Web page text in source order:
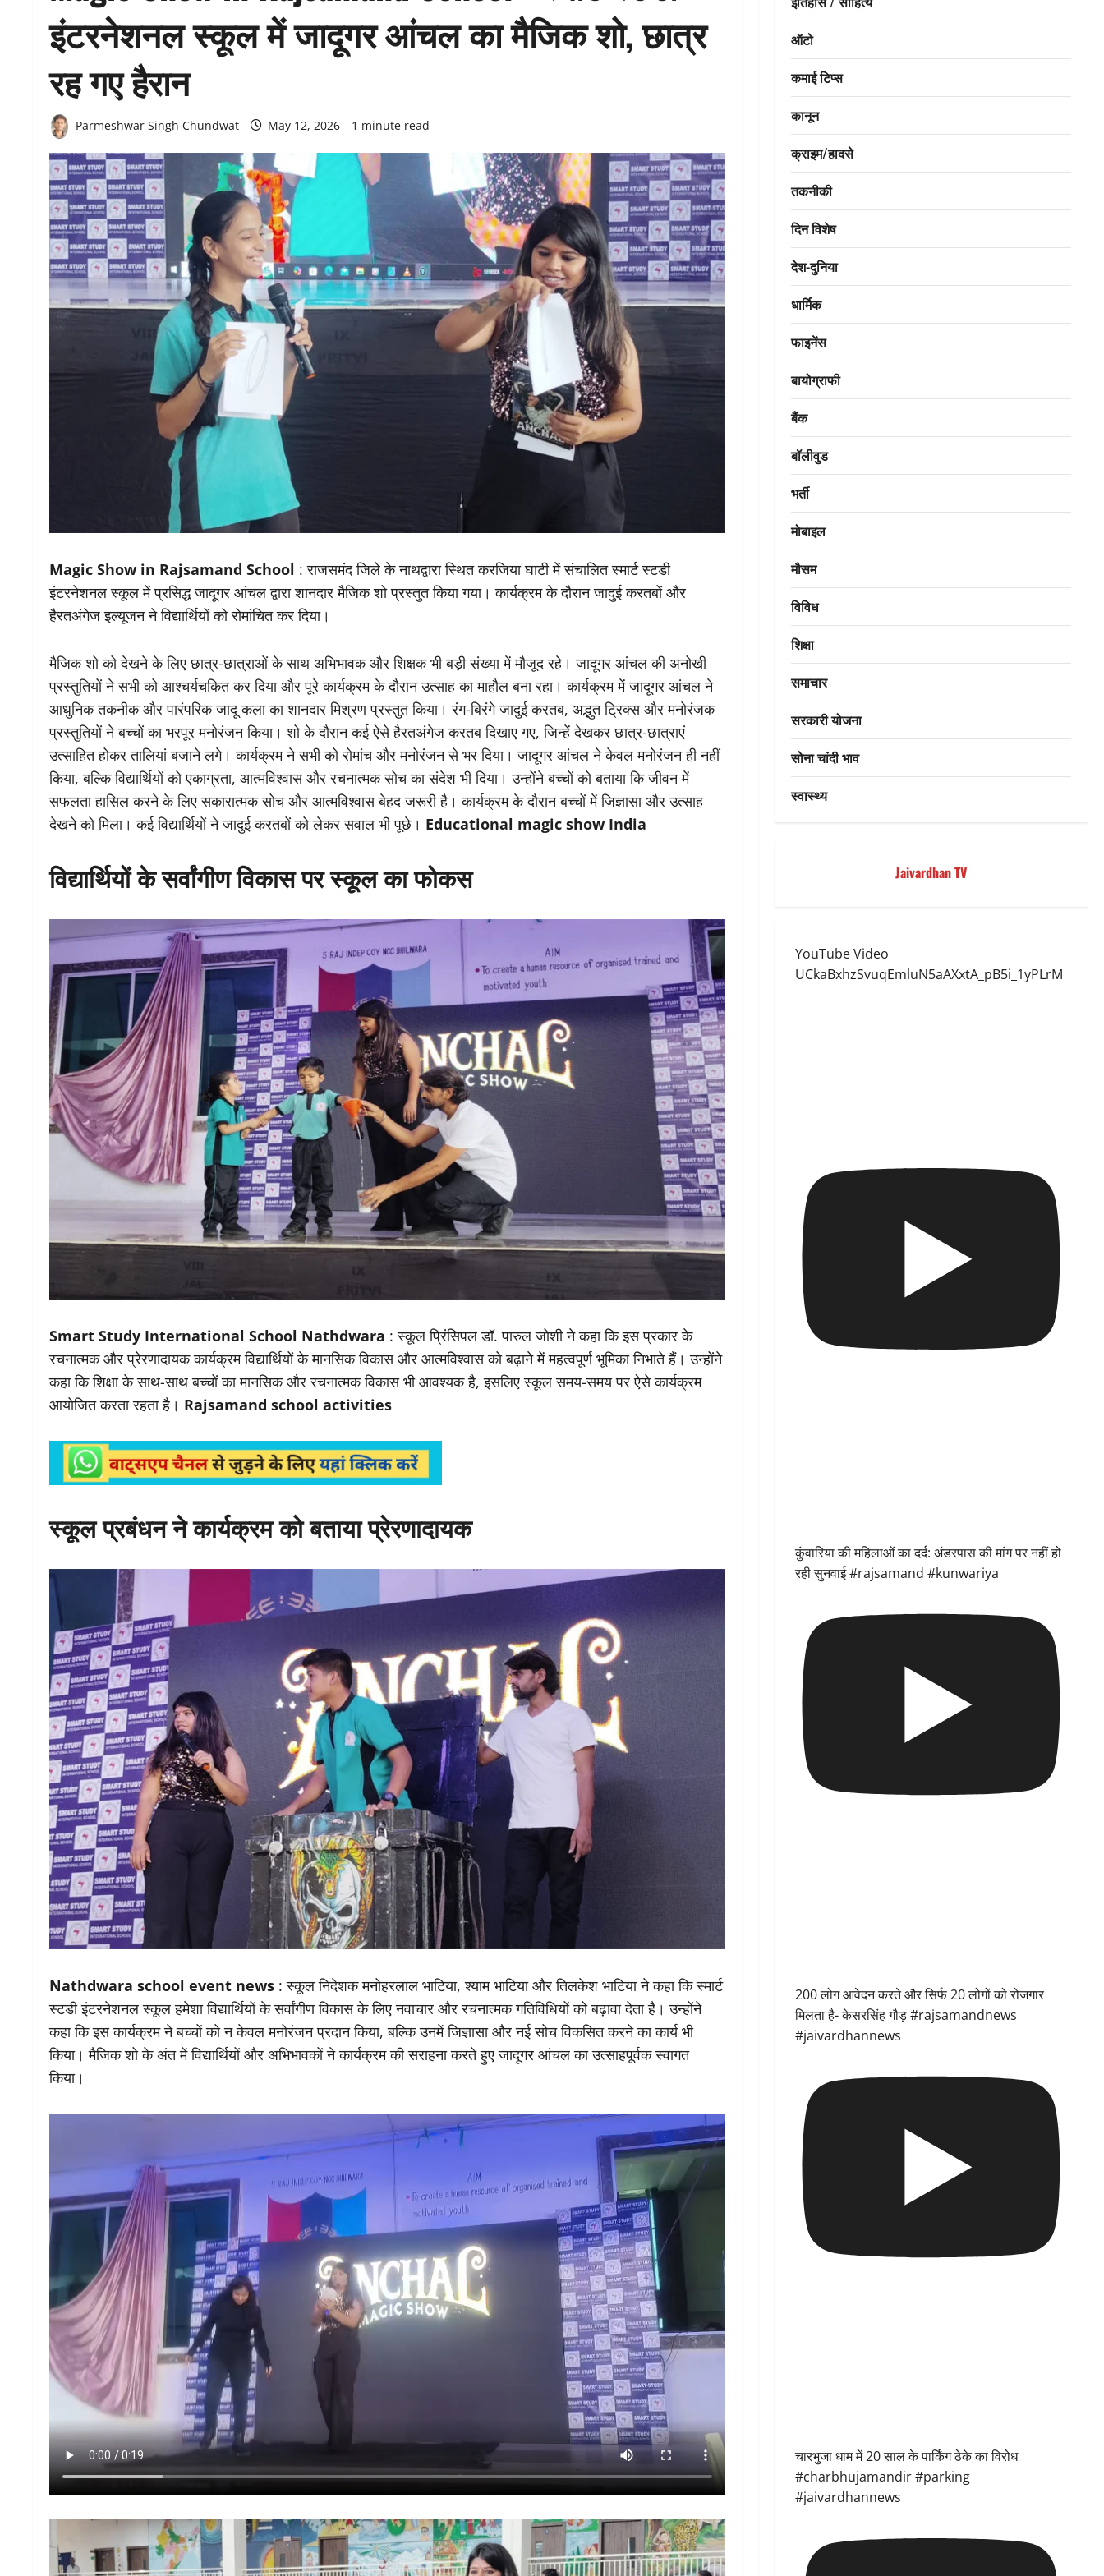
इंटरनेशनल स्कूल में जादूगर आंचल का मैजिक शो, छात्र
रह गए हैरान
Parmeshwar Singh Chundwat May 12, 2026 1 minute read
Magic Show in Rajsamand School : राजसमंद जिले के नाथद्वारा स्थित करजिया घाटी में संचालित स्मार्ट स्टडी
इंटरनेशनल स्कूल में प्रसिद्ध जादूगर आंचल द्वारा शानदार मैजिक शो प्रस्तुत किया गया। कार्यक्रम के दौरान जादुई करतबों और
हैरतअंगेज इल्यूजन ने विद्यार्थियों को रोमांचित कर दिया।
मैजिक शो को देखने के लिए छात्र-छात्राओं के साथ अभिभावक और शिक्षक भी बड़ी संख्या में मौजूद रहे। जादूगर आंचल की अनोखी
प्रस्तुतियों ने सभी को आश्चर्यचकित कर दिया और पूरे कार्यक्रम के दौरान उत्साह का माहौल बना रहा। कार्यक्रम में जादूगर आंचल ने
आधुनिक तकनीक और पारंपरिक जादू कला का शानदार मिश्रण प्रस्तुत किया। रंग-बिरंगे जादुई करतब, अद्भुत ट्रिक्स और मनोरंजक
प्रस्तुतियों ने बच्चों का भरपूर मनोरंजन किया। शो के दौरान कई ऐसे हैरतअंगेज करतब दिखाए गए, जिन्हें देखकर छात्र-छात्राएं
उत्साहित होकर तालियां बजाने लगे। कार्यक्रम ने सभी को रोमांच और मनोरंजन से भर दिया। जादूगर आंचल ने केवल मनोरंजन ही नहीं
किया, बल्कि विद्यार्थियों को एकाग्रता, आत्मविश्वास और रचनात्मक सोच का संदेश भी दिया। उन्होंने बच्चों को बताया कि जीवन में
सफलता हासिल करने के लिए सकारात्मक सोच और आत्मविश्वास बेहद जरूरी है। कार्यक्रम के दौरान बच्चों में जिज्ञासा और उत्साह
देखने को मिला। कई विद्यार्थियों ने जादुई करतबों को लेकर सवाल भी पूछे। Educational magic show India
विद्यार्थियों के सर्वांगीण विकास पर स्कूल का फोकस
Smart Study International School Nathdwara : स्कूल प्रिंसिपल डॉ. पारुल जोशी ने कहा कि इस प्रकार के
रचनात्मक और प्रेरणादायक कार्यक्रम विद्यार्थियों के मानसिक विकास और आत्मविश्वास को बढ़ाने में महत्वपूर्ण भूमिका निभाते हैं। उन्होंने
कहा कि शिक्षा के साथ-साथ बच्चों का मानसिक और रचनात्मक विकास भी आवश्यक है, इसलिए स्कूल समय-समय पर ऐसे कार्यक्रम
आयोजित करता रहता है। Rajsamand school activities
स्कूल प्रबंधन ने कार्यक्रम को बताया प्रेरणादायक
Nathdwara school event news : स्कूल निदेशक मनोहरलाल भाटिया, श्याम भाटिया और तिलकेश भाटिया ने कहा कि स्मार्ट
स्टडी इंटरनेशनल स्कूल हमेशा विद्यार्थियों के सर्वांगीण विकास के लिए नवाचार और रचनात्मक गतिविधियों को बढ़ावा देता है। उन्होंने
कहा कि इस कार्यक्रम ने बच्चों को न केवल मनोरंजन प्रदान किया, बल्कि उनमें जिज्ञासा और नई सोच विकसित करने का कार्य भी
किया। मैजिक शो के अंत में विद्यार्थियों और अभिभावकों ने कार्यक्रम की सराहना करते हुए जादूगर आंचल का उत्साहपूर्वक स्वागत
किया।
ऑटो
कमाई टिप्स
कानून
क्राइम/हादसे
तकनीकी
दिन विशेष
देश-दुनिया
धार्मिक
फाइनेंस
बायोग्राफी
बैंक
बॉलीवुड
भर्ती
मोबाइल
मौसम
विविध
शिक्षा
समाचार
सरकारी योजना
सोना चांदी भाव
स्वास्थ्य
Jaivardhan TV
YouTube Video
UCkaBxhzSvuqEmluN5aAXxtA_pB5i_1yPLrM
कुंवारिया की महिलाओं का दर्द: अंडरपास की मांग पर नहीं हो
रही सुनवाई #rajsamand #kunwariya
200 लोग आवेदन करते और सिर्फ 20 लोगों को रोजगार
मिलता है- केसरसिंह गौड़ #rajsamandnews
#jaivardhannews
चारभुजा धाम में 20 साल के पार्किंग ठेके का विरोध
#charbhujamandir #parking
#jaivardhannews